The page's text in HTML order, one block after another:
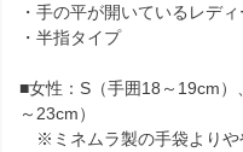
・手の平が開いているレデ
・半指タイプ
■女性：S（手囲18～19cm
～23cm）
※ミネムラ製の手袋よりや